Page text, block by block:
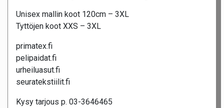
Unisex mallin koot 120cm – 3XL
Tyttöjen koot XXS – 3XL
primatex.fi
pelipaidat.fi
urheiluasut.fi
seuratekstiilit.fi
Kysy tarjous p. 03-3646465